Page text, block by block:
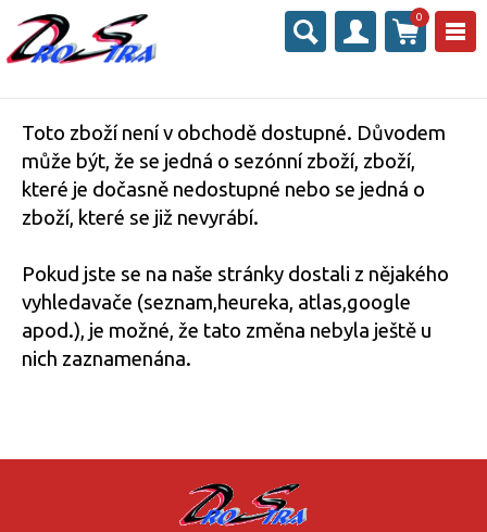
0
Toto zboží není v obchodě dostupné. Důvodem
může být, že se jedná o sezónní zboží, zboží,
které je dočasně nedostupné nebo se jedná o
zboží, které se již nevyrábí.
Pokud jste se na naše stránky dostali z nějakého
vyhledavače (seznam,heureka, atlas,google
apod.), je možné, že tato změna nebyla ještě u
nich zaznamenána.